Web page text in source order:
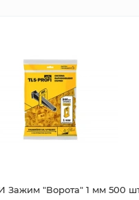
"Ворота" 1 мм 500 шт